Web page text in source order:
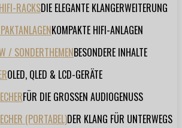
RACKSDIE ELEGANTE KLANGERWEITERUNG
KOMPAKTE HIFI-ANLAGEN
/ SONDERTHEMENBESONDERE INHALTE
OLED, QLED & LCD-GERÄTE
FÜR DIE GROSSEN AUDIOGENUSS
(PORTABEL)DER KLANG FÜR UNTERWEGS